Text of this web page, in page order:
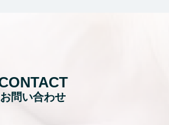
お問い合わせ